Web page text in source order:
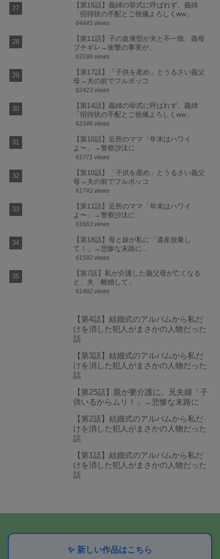
【第15話】義姉の挙式に呼ばれず、義姉
「招待状の手配とご祝儀よろしくww」
64445 views
【第11話】子の血液型が夫と不一致、義母
ブチギレ→衝撃の事実が...
63199 views
【第17話】「子供を産め」とうるさい義父
母→夫の前でフルボッコ
62423 views
【第14話】義姉の挙式に呼ばれず、義姉
「招待状の手配とご祝儀よろしくww」
62346 views
【第10話】近所のママ「年末はハワイ
よ〜」→警察沙汰に
61771 views
【第10話】「子供を産め」とうるさい義父
母→夫の前でフルボッコ
61743 views
【第11話】近所のママ「年末はハワイ
よ〜」→警察沙汰に
61663 views
【第18話】母と妹が私に「遺産放棄し
て！」→悲惨な末路に...
61592 views
【第7話】私が介護した義父母が亡くなる
と、夫「離婚して」
61482 views
【第4話】結婚式のアルバムから私だ
けを消した犯人がまさかの人物だった
話
【第3話】結婚式のアルバムから私だ
けを消した犯人がまさかの人物だった
話
【第25話】親が要介護に。兄夫婦「子
供いるからムリ！」→悲惨な末路に
【第2話】結婚式のアルバムから私だ
けを消した犯人がまさかの人物だった
話
【第1話】結婚式のアルバムから私だ
けを消した犯人がまさかの人物だった
話
✨ 新しい作品はこちら